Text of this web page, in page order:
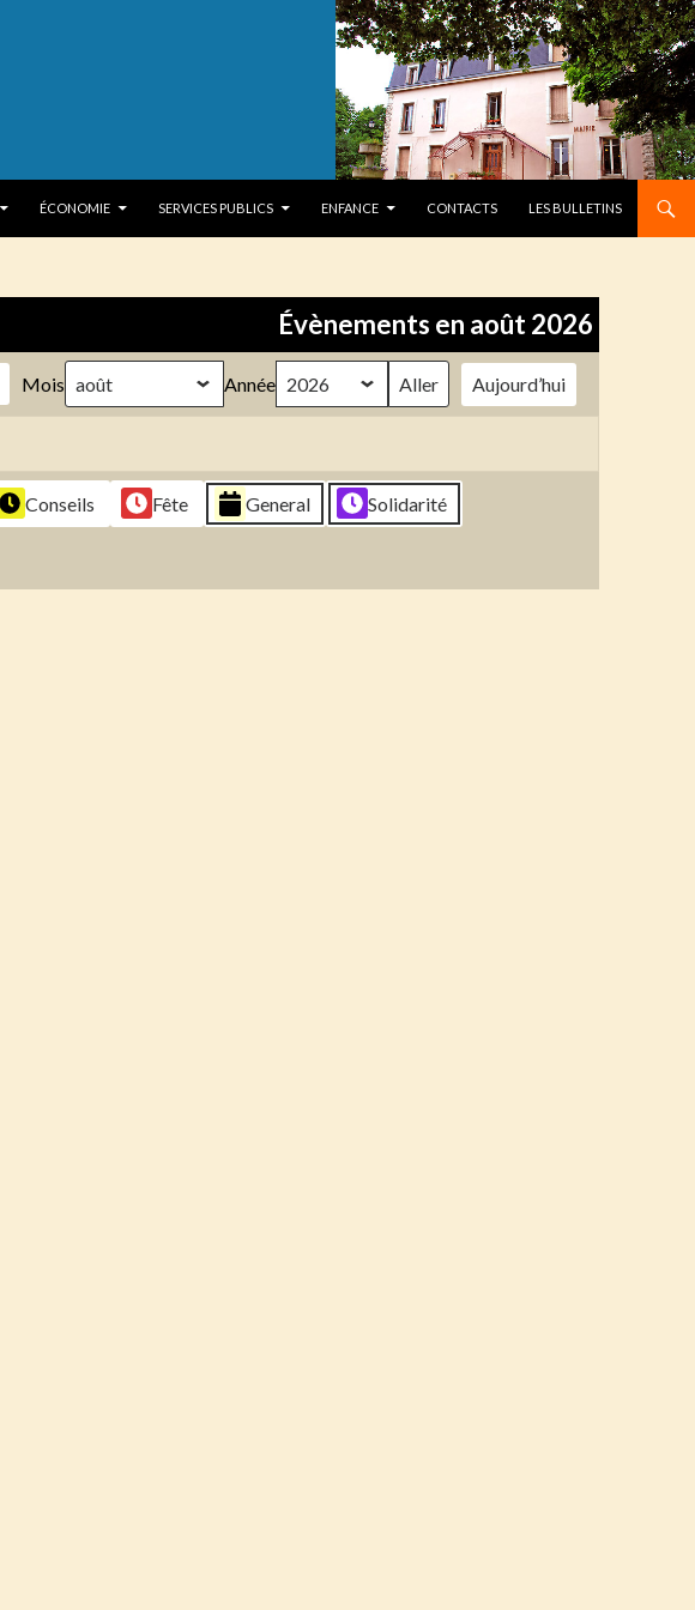
ÉCONOMIE SERVICES PUBLICS ENFANCE CONTACTS LES BULLETINS
Évènements en août 2026
Mois Année Aujourd’hui
Conseils Fête General
Solidarité